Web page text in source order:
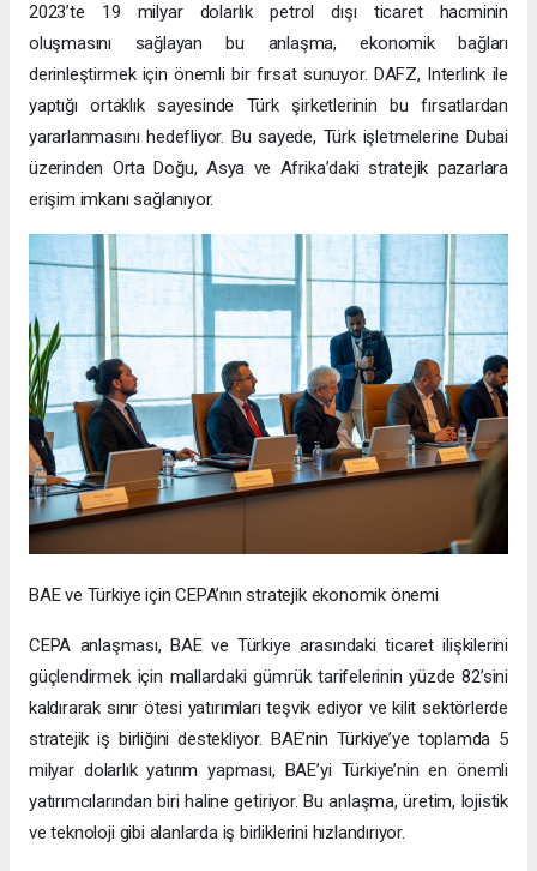
2023’te 19 milyar dolarlık petrol dışı ticaret hacminin
oluşmasını sağlayan bu anlaşma, ekonomik bağları
derinleştirmek için önemli bir fırsat sunuyor. DAFZ, Interlink ile
yaptığı ortaklık sayesinde Türk şirketlerinin bu fırsatlardan
yararlanmasını hedefliyor. Bu sayede, Türk işletmelerine Dubai
üzerinden Orta Doğu, Asya ve Afrika’daki stratejik pazarlara
erişim imkanı sağlanıyor.
BAE ve Türkiye için CEPA’nın stratejik ekonomik önemi
CEPA anlaşması, BAE ve Türkiye arasındaki ticaret ilişkilerini
güçlendirmek için mallardaki gümrük tarifelerinin yüzde 82’sini
kaldırarak sınır ötesi yatırımları teşvik ediyor ve kilit sektörlerde
stratejik iş birliğini destekliyor. BAE’nin Türkiye’ye toplamda 5
milyar dolarlık yatırım yapması, BAE’yi Türkiye’nin en önemli
yatırımcılarından biri haline getiriyor. Bu anlaşma, üretim, lojistik
ve teknoloji gibi alanlarda iş birliklerini hızlandırıyor.